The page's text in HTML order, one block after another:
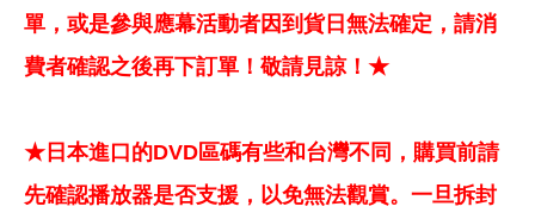
單，或是參與應幕活動者因到貨日無法確定，請消
費者確認之後再下訂單！敬請見諒！★
★日本進口的DVD區碼有些和台灣不同，購買前請
先確認播放器是否支援，以免無法觀賞。一旦拆封